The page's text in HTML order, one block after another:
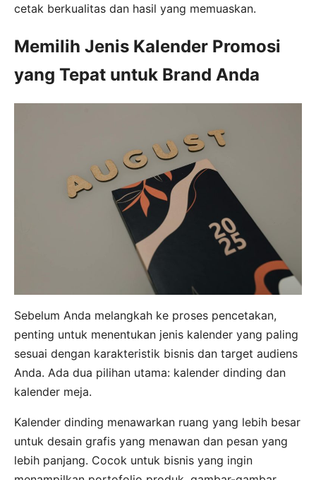
cetak berkualitas dan hasil yang memuaskan.
Memilih Jenis Kalender Promosi
yang Tepat untuk Brand Anda
Sebelum Anda melangkah ke proses pencetakan,
penting untuk menentukan jenis kalender yang paling
sesuai dengan karakteristik bisnis dan target audiens
Anda. Ada dua pilihan utama: kalender dinding dan
kalender meja.
Kalender dinding menawarkan ruang yang lebih besar
untuk desain grafis yang menawan dan pesan yang
lebih panjang. Cocok untuk bisnis yang ingin